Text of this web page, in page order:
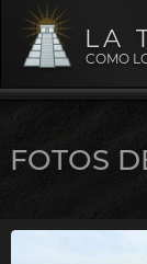
LA
COMO
FOTOS